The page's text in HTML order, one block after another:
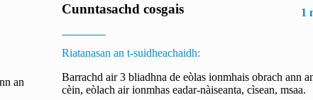
an
Cunntasachd cosgais 1
Riatanasan an t-suidheachaidh:
Barrachd air 3 bliadhna de eòlas ionmhais obrach ann
cèin, eòlach air ionmhas eadar-nàiseanta, cìsean, msaa.